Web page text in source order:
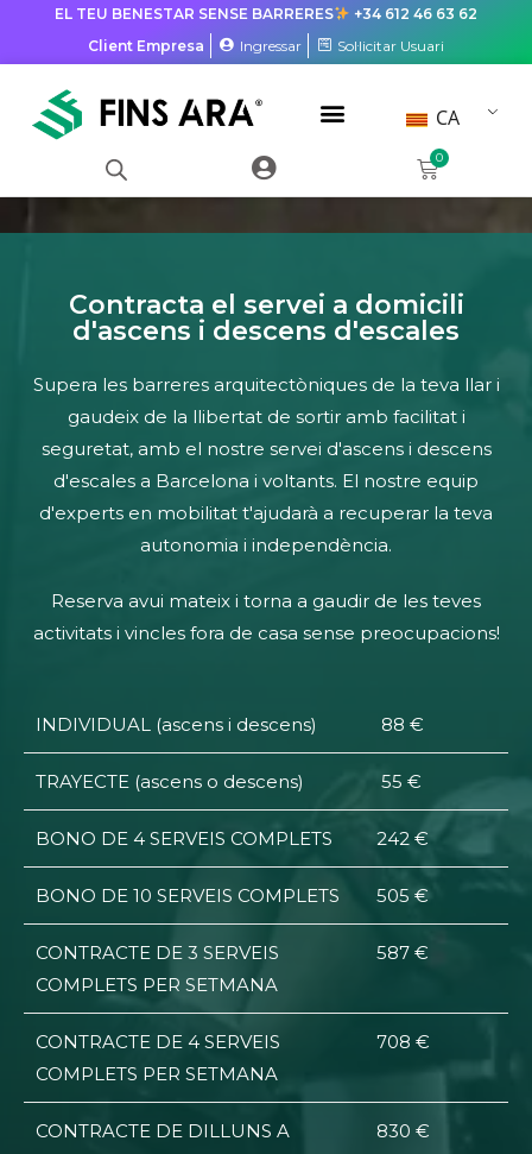
EL TEU BENESTAR SENSE BARRERES
+34 612 46 63 62
Client Empresa
Ingressar Sol·licitar Usuari
CA
0
Contracta el servei a domicili
d'ascens i descens d'escales
Supera les barreres arquitectòniques de la teva llar i
gaudeix de la llibertat de sortir amb facilitat i
seguretat, amb el nostre servei d'ascens i descens
d'escales a Barcelona i voltants. El nostre equip
d'experts en mobilitat t'ajudarà a recuperar la teva
autonomia i independència.
Reserva avui mateix i torna a gaudir de les teves
activitats i vincles fora de casa sense preocupacions!
INDIVIDUAL (ascens i descens) 88 €
TRAYECTE (ascens o descens) 55 €
BONO DE 4 SERVEIS COMPLETS 242 €
BONO DE 10 SERVEIS COMPLETS 505 €
CONTRACTE DE 3 SERVEIS
COMPLETS PER SETMANA
587 €
CONTRACTE DE 4 SERVEIS
COMPLETS PER SETMANA
708 €
CONTRACTE DE DILLUNS A
830 €